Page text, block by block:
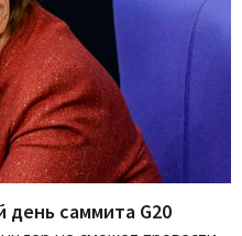
день саммита G20